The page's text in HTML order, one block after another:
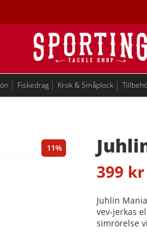
Fiskedrag Krok & Småplock
11
399 kr
Juhlin
vev-jerkas
simrörelse